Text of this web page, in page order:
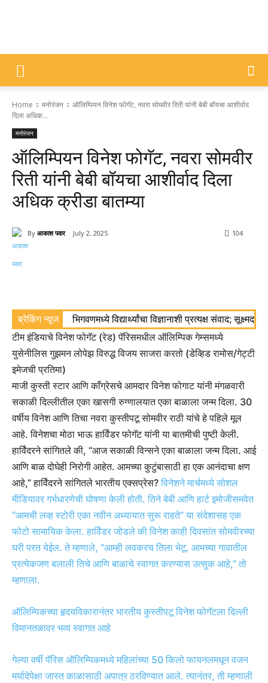
DIVYAJYOTI
SAMACHAR
Home मनोरंजन
ऑलिम्पियन विनेश फोगॅट, नवरा सोमवीर रिती यांनी बेबी बॉयचा आशीर्वाद
दिला अधिक...
मनोरंजन
ऑलिम्पियन विनेश फोगॅट, नवरा सोमवीर
रिती यांनी बेबी बॉयचा आशीर्वाद दिला
अधिक क्रीडा बातम्या
By आकाश पवार July 2, 2025 104
ब्रेकिंग न्यूज भिगवणमध्ये विद्यार्थ्यांचा विज्ञानाशी प्रत्यक्ष संवाद;
टीम इंडियाचे विनेश फोगॅट (रेड) पॅरिसमधील ऑलिम्पिक गेम्समध्ये
युसेनीलिस गुझमन लोपेझ विरुद्ध विजय साजरा करतो (डेव्हिड रामोस/गेट्टी
इमेजची प्रतिमा)
माजी कुस्ती स्टार आणि कॉंग्रेसचे आमदार विनेश फोगाट यांनी मंगळवारी
सकाळी दिल्लीतील एका खासगी रुग्णालयात एका बाळाला जन्म दिला. 30
वर्षीय विनेश आणि तिचा नवरा कुस्तीपटू सोमवीर राठी यांचे हे पहिले मूल
आहे. विनेशचा मोठा भाऊ हार्विंडर फोगॅट यांनी या बातमीची पुष्टी केली.
हार्विंदरने सांगितले की, “आज सकाळी विन्सने एका बाळाला जन्म दिला. आई
आणि बाळ दोघेही निरोगी आहेत. आमच्या कुटुंबासाठी हा एक आनंदाचा क्षण
आहे,” हार्विंदरने सांगितले भारतीय एक्सप्रेस? विनेशने मार्चमध्ये सोशल
मीडियावर गर्भधारणेची घोषणा केली होती. तिने बेबी आणि हार्ट इमोजीसमवेत
“आमची लव्ह स्टोरी एका नवीन अध्यायात सुरू राहते” या संदेशासह एक
फोटो सामायिक केला. हार्विंडर जोडले की विनेश काही दिवसांत सोमवीरच्या
घरी परत येईल. ते म्हणाले, “आम्ही लवकरच तिला भेटू. आमच्या गावातील
प्रत्येकजण बलाली तिचे आणि बाळाचे स्वागत करण्यास उत्सुक आहे,” तो
म्हणाला.
ऑलिम्पिकच्या हृदयविकारानंतर भारतीय कुस्तीपटू विनेश फोगॅटला दिल्ली
विमानतळावर भव्य स्वागत आहे
गेल्या वर्षी पॅरिस ऑलिम्पिकमध्ये महिलांच्या 50 किलो फायनलमधून वजन
मर्यादेपेक्षा जास्त काळासाठी अपात्र ठरविण्यात आले. त्यानंतर, ती म्हणाली